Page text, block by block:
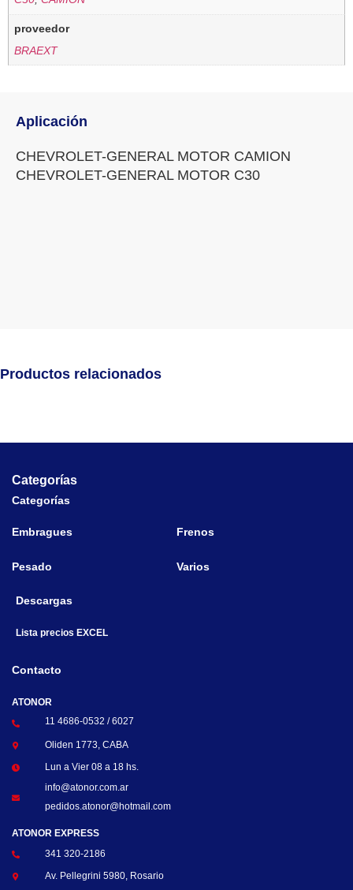
proveedor
BRAEXT
Aplicación
CHEVROLET-GENERAL MOTOR CAMION
CHEVROLET-GENERAL MOTOR C30
Productos relacionados
Categorías
Categorías
Embragues Frenos
Pesado Varios
Descargas
Lista precios EXCEL
Contacto
ATONOR
11 4686-0532 / 6027
Oliden 1773, CABA
Lun a Vier 08 a 18 hs.
info@atonor.com.ar
pedidos.atonor@hotmail.com
ATONOR EXPRESS
341 320-2186
Av. Pellegrini 5980, Rosario